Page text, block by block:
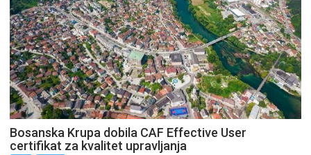
Bosanska Krupa dobila CAF Effective User
certifikat za kvalitet upravljanja